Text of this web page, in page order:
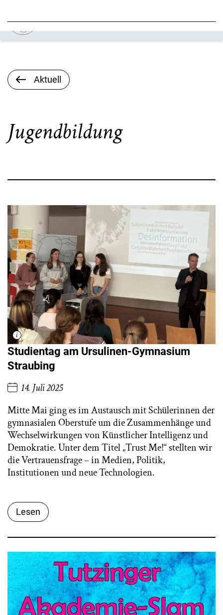
Aktuell
Jugendbildung
Studientag am Ursulinen-Gymnasium
Straubing
14. Juli 2025
Mitte Mai ging es im Austausch mit Schülerinnen der
gymnasialen Oberstufe um die Zusammenhänge und
Wechselwirkungen von Künstlicher Intelligenz und
Demokratie. Unter dem Titel „Trust Me!“ stellten wir
die Vertrauensfrage – in Medien, Politik,
Institutionen und neue Technologien.
Lesen